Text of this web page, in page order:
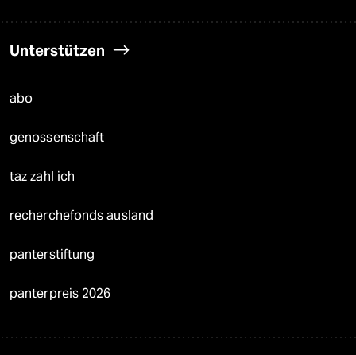
Unterstützen
abo
genossenschaft
taz zahl ich
recherchefonds ausland
panterstiftung
panterpreis 2026